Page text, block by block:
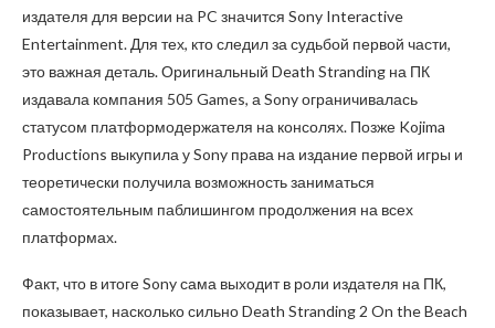
издателя для версии на PC значится Sony Interactive
Entertainment. Для тех, кто следил за судьбой первой части,
это важная деталь. Оригинальный Death Stranding на ПК
издавала компания 505 Games, а Sony ограничивалась
статусом платформодержателя на консолях. Позже Kojima
Productions выкупила у Sony права на издание первой игры и
теоретически получила возможность заниматься
самостоятельным паблишингом продолжения на всех
платформах.
Факт, что в итоге Sony сама выходит в роли издателя на ПК,
показывает, насколько сильно Death Stranding 2 On the Beach